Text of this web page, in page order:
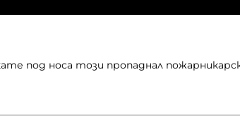
под носа този пропаднал